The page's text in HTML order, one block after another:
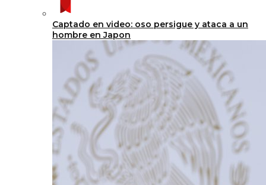
Captado en video: oso persigue y ataca a un
hombre en Japon